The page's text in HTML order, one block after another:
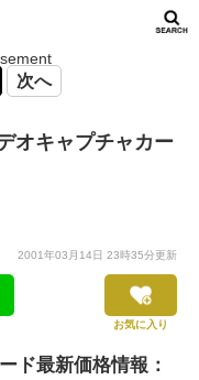
次へ
オキャプチャカー
2001年03月14日 23時35分更新
お気に入り
ド最新価格情報：